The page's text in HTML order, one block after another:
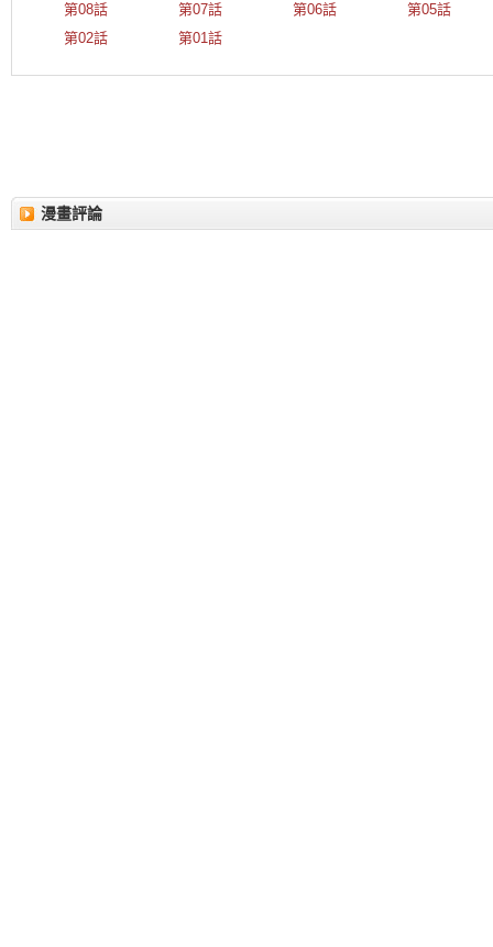
第08話
第07話 第06話
第05話
第02話
第01話
漫畫評論